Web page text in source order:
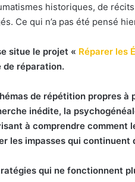
historiques, de
Ce qui n’a pas été pensé
situe le projet « Réparer les
de réparation.
de répétition propres
inédite, la
à comprendre comment
les impasses qui continuent
qui ne fonctionnent